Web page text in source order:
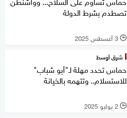
تصطدم بشرط الدولة
l 3 أغسطس 2025
شرق أوسط
حماس تحدد مهلة لـ"أبو شباب"
للاستسلام.. وتتهمه بالخيانة
l 2 يوليو 2025